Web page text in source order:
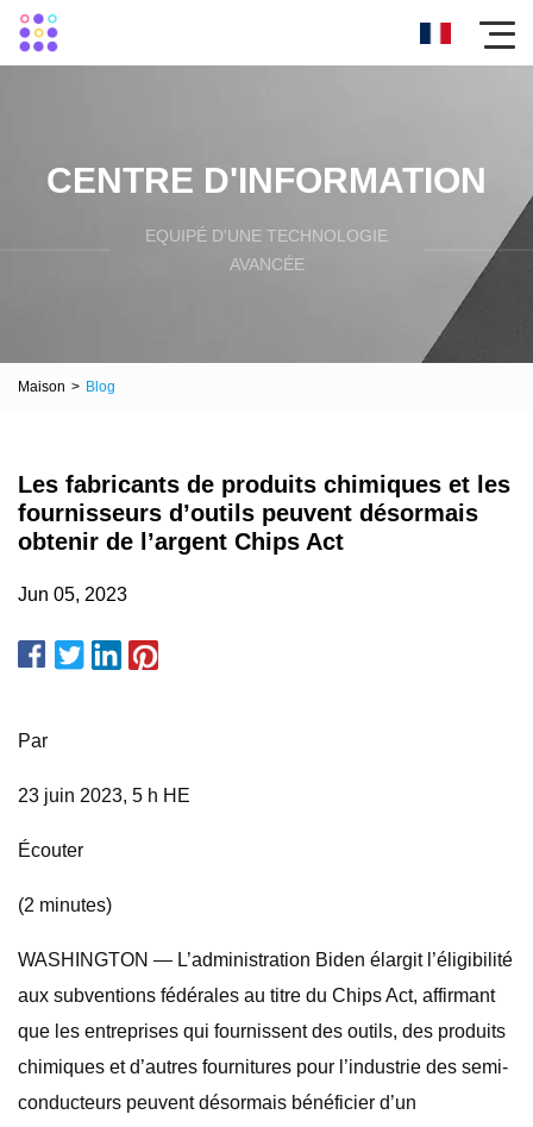
CENTRE D'INFORMATION
EQUIPÉ D'UNE TECHNOLOGIE
AVANCÉE
Maison > Blog
Les fabricants de produits chimiques et les
fournisseurs d’outils peuvent désormais
obtenir de l’argent Chips Act
Jun 05, 2023
Par
23 juin 2023, 5 h HE
Écouter
(2 minutes)
WASHINGTON — L’administration Biden élargit l’éligibilité
aux subventions fédérales au titre du Chips Act, affirmant
que les entreprises qui fournissent des outils, des produits
chimiques et d’autres fournitures pour l’industrie des semi-
conducteurs peuvent désormais bénéficier d’un